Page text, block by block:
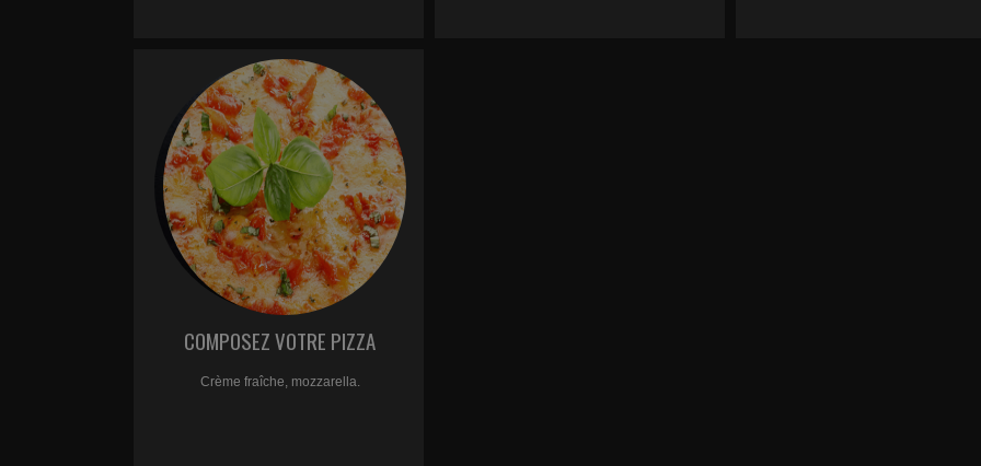
COMPOSEZ VOTRE PIZZA
Crème fraîche, mozzarella.